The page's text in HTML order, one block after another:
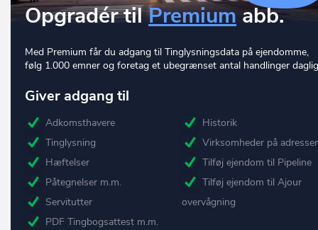
Opgradér tilPremium abb.
Med Premium får du adgang til Tinglysningsdata på ejendomme,
følg 1.000 emner og foretag et ubegrænset antal handlinger
Giver adgang til
Adkomsthavere
Tinglysning
Hæftelser
Påtegnelser m.m.
Servitutter
PDF Tingbogsattest m.m.
Historik
Virksomheder på
Tilføj ejendom til Pipeline
Tilføj ejendom til Ajour
overvågning